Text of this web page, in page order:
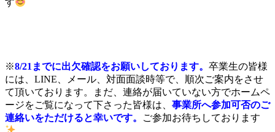
す
※8/21までに出欠確認をお願いしております。 卒業生の皆様
には、LINE、メール、対面面談時等で、順次ご案内をさせ
て頂いております。まだ、連絡が届いていない方でホームペ
ージをご覧になって下さった皆様は、 事業所へ参加可否のご
連絡いをただけると幸いです。
ご参加お待ちしております